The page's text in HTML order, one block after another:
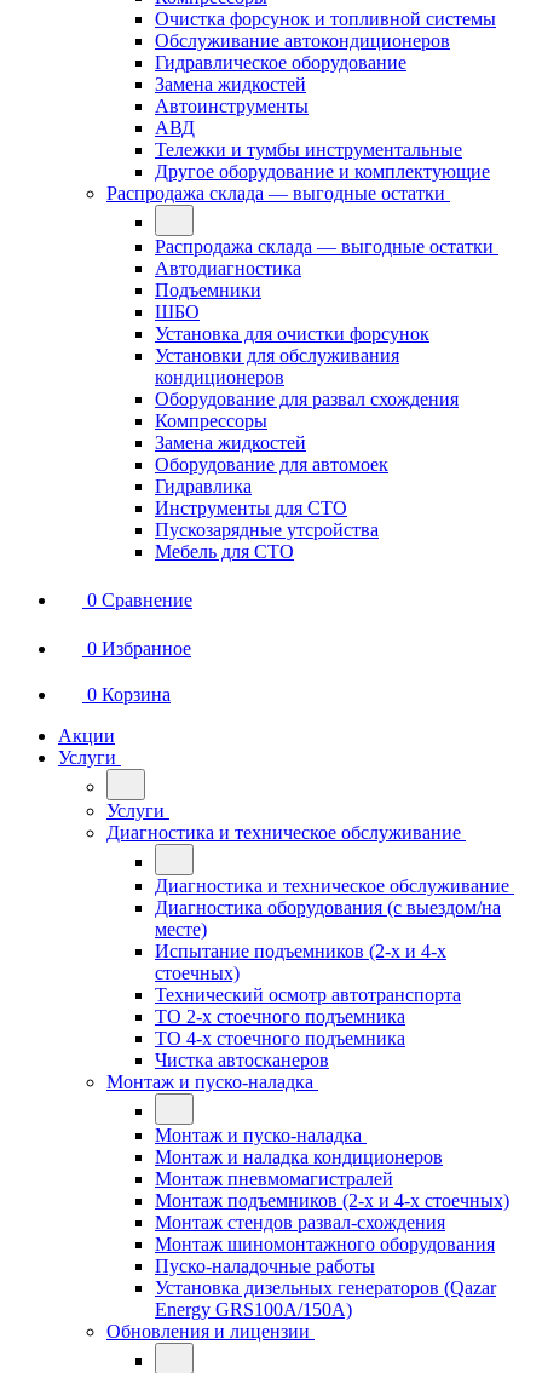
Очистка форсунок и топливной системы
Обслуживание автокондиционеров
Гидравлическое оборудование
Замена жидкостей
Автоинструменты
АВД
Тележки и тумбы инструментальные
Другое оборудование и комплектующие
Распродажа склада — выгодные остатки
Распродажа склада — выгодные остатки
Автодиагностика
Подъемники
ШБО
Установка для очистки форсунок
Установки для обслуживания
кондиционеров
Оборудование для развал схождения
Компрессоры
Замена жидкостей
Оборудование для автомоек
Гидравлика
Инструменты для СТО
Пускозарядные утсройства
Мебель для СТО
0 Сравнение
0 Избранное
0 Корзина
Акции
Услуги
Услуги
Диагностика и техническое обслуживание
Диагностика и техническое обслуживание
Диагностика оборудования (с выездом/на
месте)
Испытание подъемников (2-х и 4-х
стоечных)
Технический осмотр автотранспорта
ТО 2-х стоечного подъемника
ТО 4-х стоечного подъемника
Чистка автосканеров
Монтаж и пуско-наладка
Монтаж и пуско-наладка
Монтаж и наладка кондиционеров
Монтаж пневмомагистралей
Монтаж подъемников (2-х и 4-х стоечных)
Монтаж стендов развал-схождения
Монтаж шиномонтажного оборудования
Пуско-наладочные работы
Установка дизельных генераторов (Qazar
Energy GRS100A/150A)
Обновления и лицензии